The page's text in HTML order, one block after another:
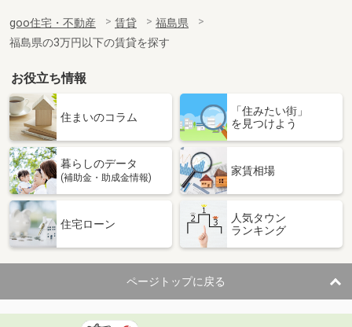
専有面積
43.31m²
間取り
1LDK
福島県郡山市富久山町久保田字古坦
価 格
6.50万円
福島県郡山市富久山町久保田字古坦
専有面積 43.24m²
間取り
福島県二本松市成田町１丁目
住 所
福島県二本松市成田町１丁目
専有面積 46.28m²
間取り
2DK
福島県福島市渡利字柳小路
goo住宅・不動産 賃貸
福島県
福島県の3万円以下の賃貸を探す
お役立ち情報
住まいのコラム
「住みたい街」
を見つけよう
暮らしのデータ
(補助金・助成金情報)
家賃相場
住宅ローン
人気タウン
ランキング
ページトップに戻る